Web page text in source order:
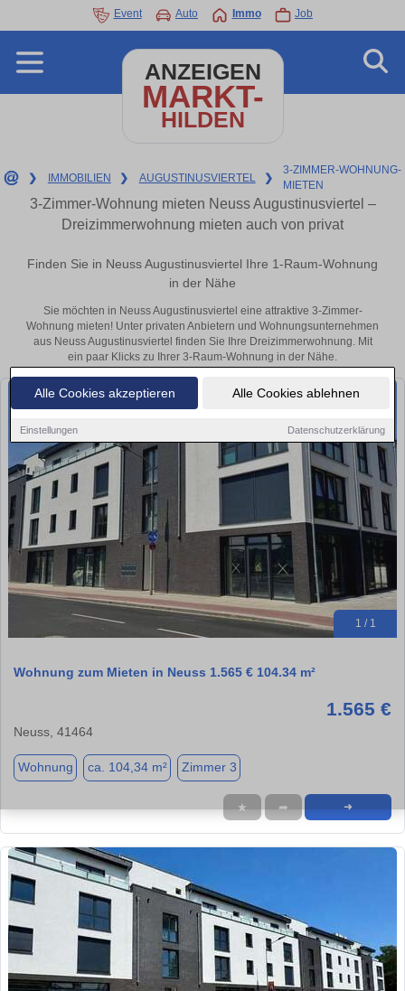
Alle Cookies akzeptieren Alle Cookies ablehnen
Einstellungen Datenschutzerklärung
Event Auto Immo Job
ANZEIGEN
MARKT-
HILDEN
❯ IMMOBILIEN ❯ AUGUSTINUSVIERTEL ❯
3-ZIMMER-WOHNUNG-
MIETEN
3-Zimmer-Wohnung mieten Neuss Augustinusviertel –
Dreizimmerwohnung mieten auch von privat
Finden Sie in Neuss Augustinusviertel Ihre 1-Raum-Wohnung
in der Nähe
Sie möchten in Neuss Augustinusviertel eine attraktive 3-Zimmer-
Wohnung mieten! Unter privaten Anbietern und Wohnungsunternehmen
aus Neuss Augustinusviertel finden Sie Ihre Dreizimmerwohnung. Mit
ein paar Klicks zu Ihrer 3-Raum-Wohnung in der Nähe.
1 / 1
Wohnung zum Mieten in Neuss 1.565 € 104.34 m²
1.565 €
Neuss, 41464
Wohnung ca. 104,34 m² Zimmer 3
★ ➦ ➜